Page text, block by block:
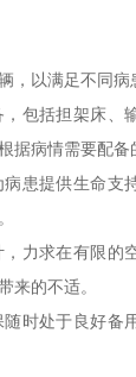
，以满足不同病
包括担架床、
据病情需要配备
患提供生命支
力求在有限的
来的不适。
时处于良好备